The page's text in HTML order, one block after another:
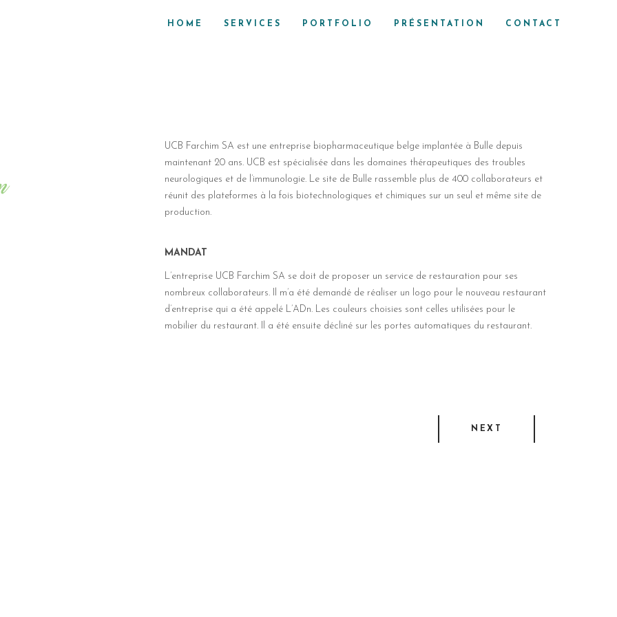
HOME SERVICES PORTFOLIO PRÉSENTATION CONTACT
UCB Farchim SA est une entreprise biopharmaceutique belge implantée à Bulle depuis
maintenant 20 ans. UCB est spécialisée dans les domaines thérapeutiques des troubles
neurologiques et de l’immunologie. Le site de Bulle rassemble plus de 400 collaborateurs et
réunit des plateformes à la fois biotechnologiques et chimiques sur un seul et même site de
production.
MANDAT
L’entreprise UCB Farchim SA se doit de proposer un service de restauration pour ses
nombreux collaborateurs. Il m’a été demandé de réaliser un logo pour le nouveau restaurant
d’entreprise qui a été appelé L’ADn. Les couleurs choisies sont celles utilisées pour le
mobilier du restaurant. Il a été ensuite décliné sur les portes automatiques du restaurant.
NEXT